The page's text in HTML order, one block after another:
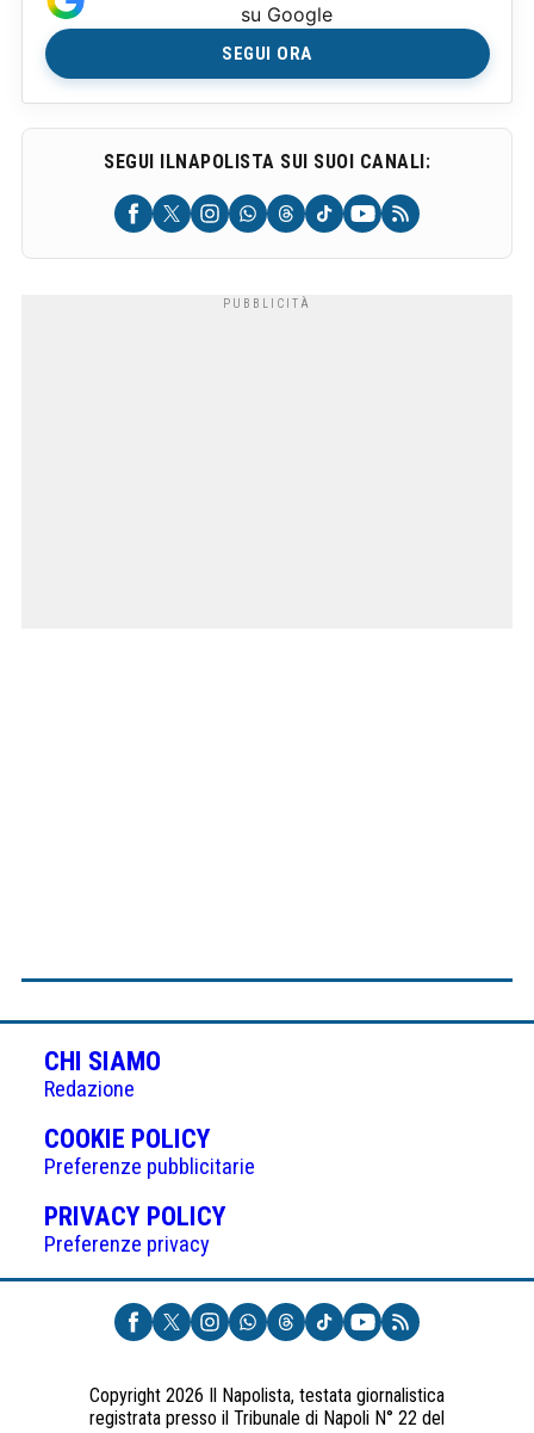
su Google
SEGUI ORA
SEGUI ILNAPOLISTA SUI SUOI CANALI:
CHI SIAMO
Redazione
COOKIE POLICY(APRE
IN
UNA
NUOVA
Preferenze pubblicitarie
PRIVACY POLICY(APRE
UNA
NUOVA
SCHEDA)
Preferenze privacy
Copyright 2026 Il Napolista, testata giornalistica
registrata presso il Tribunale di Napoli N° 22 del